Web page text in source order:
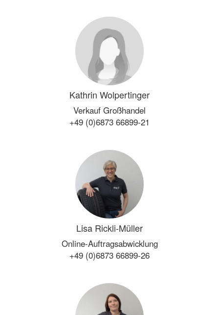
Kathrin Wolpertinger
Verkauf Großhandel
+49 (0)6873 66899-21
Lisa Rickli-Müller
Online-Auftragsabwicklung
+49 (0)6873 66899-26